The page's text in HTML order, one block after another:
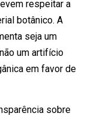
respeitar a
botânico. A
seja um
um artifício
em favor de
sobre